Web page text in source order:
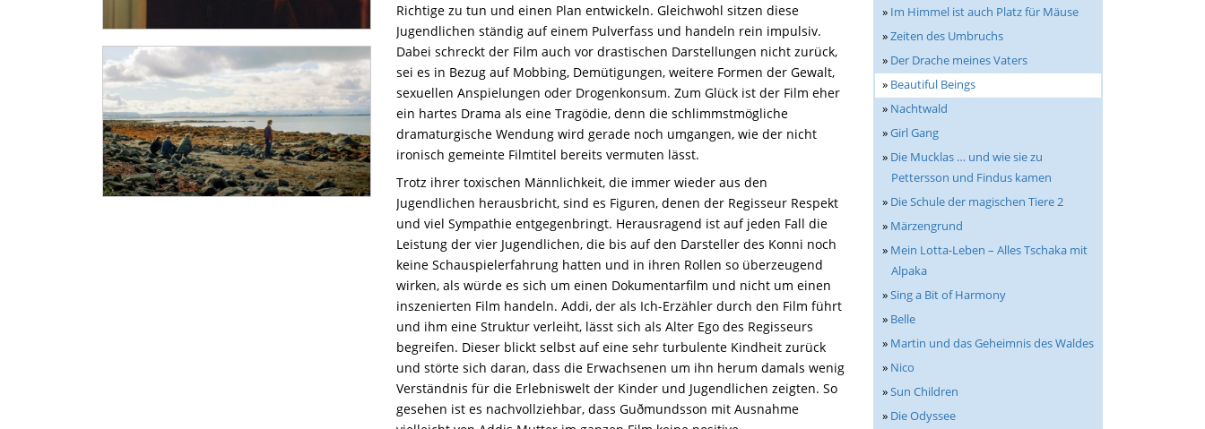
Richtige zu tun und einen Plan entwickeln. Gleichwohl sitzen diese
Jugendlichen ständig auf einem Pulverfass und handeln rein impulsiv.
Dabei schreckt der Film auch vor drastischen Darstellungen nicht zurück,
sei es in Bezug auf Mobbing, Demütigungen, weitere Formen der Gewalt,
sexuellen Anspielungen oder Drogenkonsum. Zum Glück ist der Film eher
ein hartes Drama als eine Tragödie, denn die schlimmstmögliche
dramaturgische Wendung wird gerade noch umgangen, wie der nicht
ironisch gemeinte Filmtitel bereits vermuten lässt.
Trotz ihrer toxischen Männlichkeit, die immer wieder aus den
Jugendlichen herausbricht, sind es Figuren, denen der Regisseur Respekt
und viel Sympathie entgegenbringt. Herausragend ist auf jeden Fall die
Leistung der vier Jugendlichen, die bis auf den Darsteller des Konni noch
keine Schauspielerfahrung hatten und in ihren Rollen so überzeugend
wirken, als würde es sich um einen Dokumentarfilm und nicht um einen
inszenierten Film handeln. Addi, der als Ich-Erzähler durch den Film führt
und ihm eine Struktur verleiht, lässt sich als Alter Ego des Regisseurs
begreifen. Dieser blickt selbst auf eine sehr turbulente Kindheit zurück
und störte sich daran, dass die Erwachsenen um ihn herum damals wenig
Verständnis für die Erlebniswelt der Kinder und Jugendlichen zeigten. So
gesehen ist es nachvollziehbar, dass Guðmundsson mit Ausnahme
» Im Himmel ist auch Platz für Mäuse
»Zeiten des Umbruchs
» Der Drache meines Vaters
» Beautiful Beings
» Nachtwald
»Girl Gang
» Die Mucklas … und wie sie zu
Pettersson und Findus kamen
» Die Schule der magischen Tiere 2
» Märzengrund
» Mein Lotta-Leben – Alles Tschaka mit
Alpaka
»Sing a Bit of Harmony
» Belle
» Martin und das Geheimnis des Waldes
» Nico
»Sun Children
» Die Odyssee